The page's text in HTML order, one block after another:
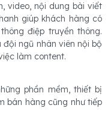
video, nội dung bài viết
giúp khách hàng có
điệp truyền thông.
ngũ nhân viên nội bộ
làm content.
phần mềm, thiết bị
bán hàng cũng như tiếp